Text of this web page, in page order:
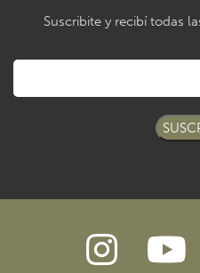
Suscribite y recibí todas